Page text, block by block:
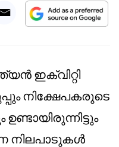
ഇക്വിറ്റി
നിക്ഷേപകരുടെ
നിലപാടുകൾ